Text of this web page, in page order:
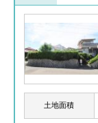
土地面積